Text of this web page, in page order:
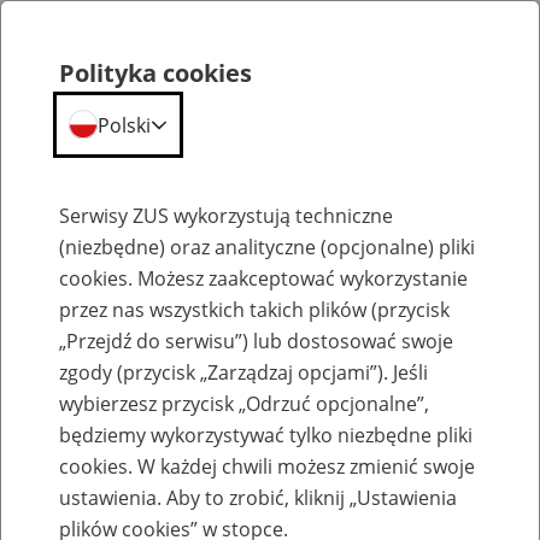
Emerytury
Baza zlikwidowanych lub
przekształconych zakładów pracy
Polityka cookies
Polski
Serwisy ZUS wykorzystują techniczne
(niezbędne) oraz analityczne (opcjonalne) pliki
cookies. Możesz zaakceptować wykorzystanie
przez nas wszystkich takich plików (przycisk
„Przejdź do serwisu”) lub dostosować swoje
zgody (przycisk „Zarządzaj opcjami”). Jeśli
wybierzesz przycisk „Odrzuć opcjonalne”,
będziemy wykorzystywać tylko niezbędne pliki
cookies. W każdej chwili możesz zmienić swoje
ustawienia. Aby to zrobić, kliknij „Ustawienia
plików cookies” w stopce.